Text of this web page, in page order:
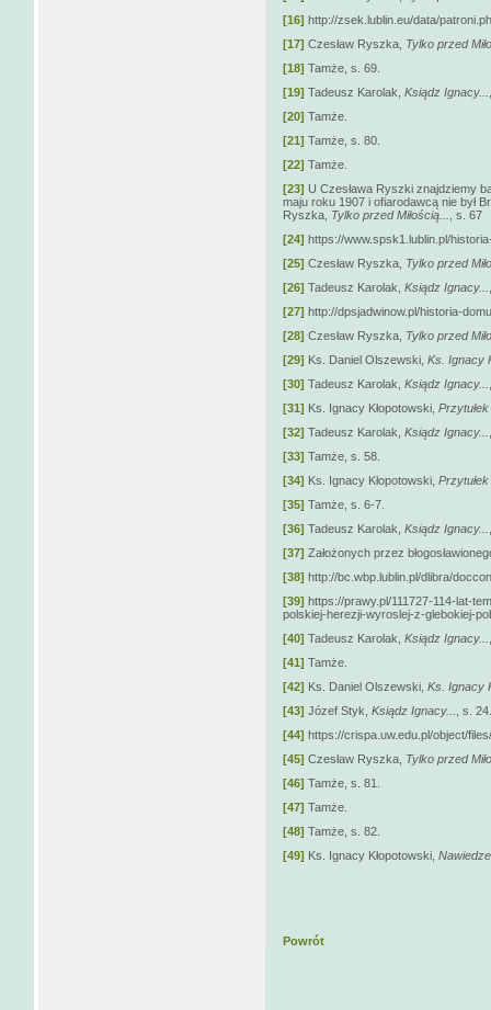
[16] http://zsek.lublin.eu/data/
[17] Czesław Ryszka, Tylko przed
[18] Tamże, s. 69.
[19] Tadeusz Karolak, Ksiądz Ignacy...
[20] Tamże.
[21] Tamże, s. 80.
[22] Tamże.
[23] U Czesława Ryszki znajdziemy
maju roku 1907 i ofiarodawcą nie był
Ryszka, Tylko przed Miłością...
, s. 67
[24] https://www.spsk1.lublin.pl/
[25] Czesław Ryszka, Tylko przed
[26] Tadeusz Karolak, Ksiądz Ignacy...
[27] http://dpsjadwinow.pl/historia-
[28] Czesław Ryszka, Tylko przed
[29] Ks. Daniel Olszewski, Ks. Ignacy
[30] Tadeusz Karolak, Ksiądz Ignacy...
[31] Ks. Ignacy Kłopotowski,
[32] Tadeusz Karolak, Ksiądz Ignacy...
[33] Tamże, s. 58.
[34] Ks. Ignacy Kłopotowski,
[35] Tamże, s. 6-7.
[36] Tadeusz Karolak, Ksiądz Ignacy...
[37] Założonych przez
[38] http://bc.wbp.lublin.pl/dlibra/
[39] https://prawy.pl/111727-114-lat-
polskiej-herezji-wyroslej-z-glebokiej-
[40] Tadeusz Karolak, Ksiądz Ignacy...
[41] Tamże.
[42] Ks. Daniel Olszewski, Ks. Ignacy
[43] Józef Styk, Ksiądz Ignacy...
, s. 24.
[44] https://crispa.uw.edu.pl/object/
[45] Czesław Ryszka, Tylko przed
[46] Tamże, s. 81.
[47] Tamże.
[48] Tamże, s. 82.
[49] Ks. Ignacy Kłopotowski,
Powrót